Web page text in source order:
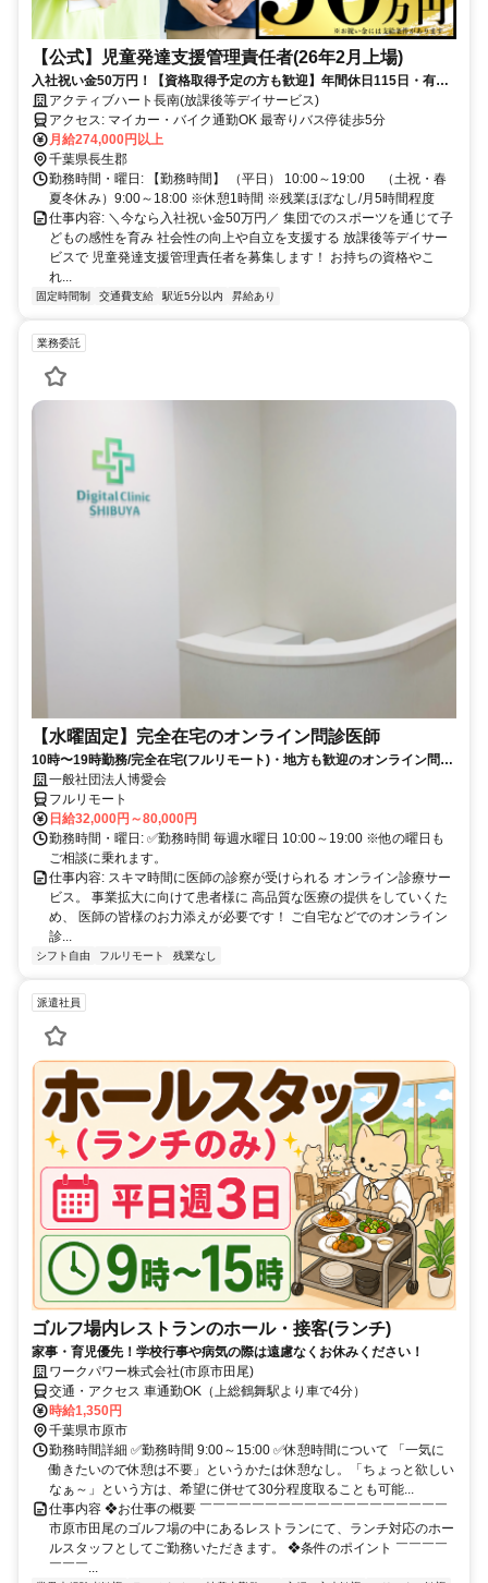
【公式】児童発達支援管理責任者(26年2月上場)
入社祝い金50万円！【資格取得予定の方も歓迎】年間休日115日・有給
消化率100％／完全週休2日制
アクティブハート長南(放課後等デイサービス)
アクセス: マイカー・バイク通勤OK 最寄りバス停徒歩5分
月給274,000円以上
千葉県長生郡
勤務時間・曜日: 【勤務時間】 （平日） 10:00～19:00 （土祝・春
夏冬休み）9:00～18:00 ※休憩1時間 ※残業ほぼなし/月5時間程度
仕事内容: ＼今なら入社祝い金50万円／ 集団でのスポーツを通じて子
どもの感性を育み 社会性の向上や自立を支援する 放課後等デイサー
ビスで 児童発達支援管理責任者を募集します！ お持ちの資格やこ
れ...
固定時間制 交通費支給 駅近5分以内 昇給あり
業務委託
【水曜固定】完全在宅のオンライン問診医師
10時〜19時勤務/完全在宅(フルリモート)・地方も歓迎のオンライン問診
業務一般社団法人博愛会
フルリモート
日給32,000円～80,000円
勤務時間・曜日: ✅勤務時間 毎週水曜日 10:00～19:00 ※他の曜日も
ご相談に乗れます。
仕事内容: スキマ時間に医師の診察が受けられる オンライン診療サー
ビス。 事業拡大に向けて患者様に 高品質な医療の提供をしていくた
め、 医師の皆様のお力添えが必要です！ ご自宅などでのオンライン
診...
シフト自由 フルリモート 残業なし
派遣社員
ゴルフ場内レストランのホール・接客(ランチ)
家事・育児優先！学校行事や病気の際は遠慮なくお休みください！
ワークパワー株式会社(市原市田尾)
交通・アクセス 車通勤OK（上総鶴舞駅より車で4分）
時給1,350円
千葉県市原市
勤務時間詳細 ✅勤務時間 9:00～15:00 ✅休憩時間について 「一気に
働きたいので休憩は不要」というかたは休憩なし。「ちょっと欲しい
なぁ～」という方は、希望に併せて30分程度取ることも可能...
仕事内容 ❖お仕事の概要 ￣￣￣￣￣￣￣￣￣￣￣￣￣￣￣￣￣￣￣
市原市田尾のゴルフ場の中にあるレストランにて、ランチ対応のホー
ルスタッフとしてご勤務いただきます。 ❖条件のポイント ￣￣￣￣
￣￣￣...